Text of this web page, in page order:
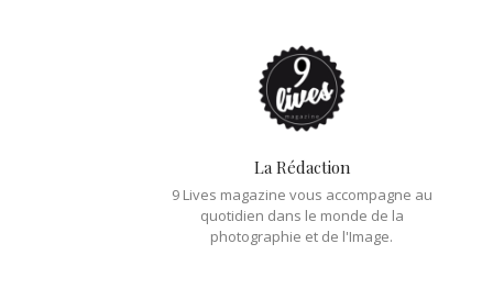
La Rédaction
9 Lives magazine vous accompagne au
quotidien dans le monde de la
photographie et de l'Image.